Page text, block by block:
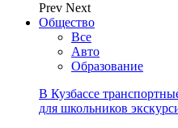
Prev Next
Общество
Все
Авто
Образование
В Кузбассе
для школьников